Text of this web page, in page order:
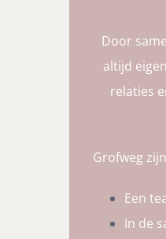
Door
altijd
relaties
Grofweg
Een
In de